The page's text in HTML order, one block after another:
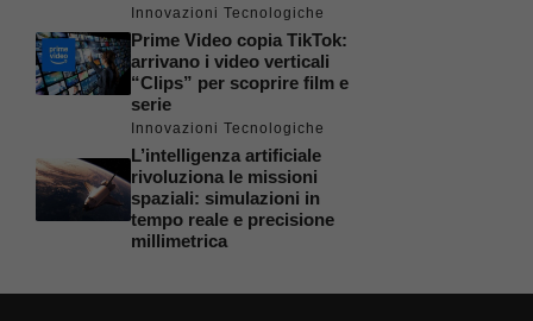
Innovazioni Tecnologiche
Prime Video copia TikTok:
arrivano i video verticali
“Clips” per scoprire film e
serie
Innovazioni Tecnologiche
L’intelligenza artificiale
rivoluziona le missioni
spaziali: simulazioni in
tempo reale e precisione
millimetrica